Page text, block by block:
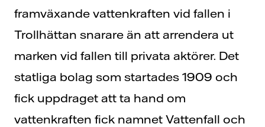
framväxande vattenkraften vid fallen i
Trollhättan snarare än att arrendera ut
marken vid fallen till privata aktörer. Det
statliga bolag som startades 1909 och
fick uppdraget att ta hand om
vattenkraften fick namnet Vattenfall och